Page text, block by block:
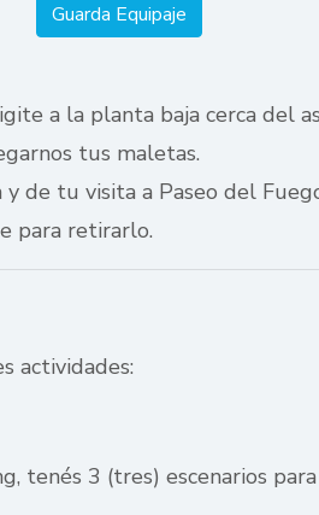
Guarda Equipaje
a la planta baja cerca del
tus maletas.
de tu visita a Paseo del
para retirarlo.
actividades:
tenés 3 (tres) escenarios